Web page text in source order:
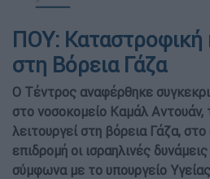
ΠΟΥ: Καταστροφική
στη Βόρεια Γάζα
Ο Τέντρος αναφέρθηκε
στο νοσοκομείο Καμάλ Αντουάν,
λειτουργεί στη βόρεια Γάζα,
επιδρομή οι ισραηλινές
σύμφωνα με το υπουργείο